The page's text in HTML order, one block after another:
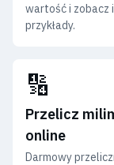
wartość i zobacz
przykłady.
🔢
Przelicz
online
Darmowy